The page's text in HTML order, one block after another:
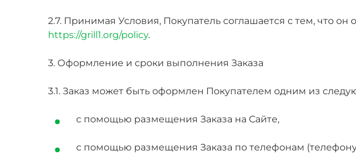
2.7. Принимая Условия, Покупатель соглашается с тем, что
https://grill1.org/policy.
3. Оформление и сроки выполнения Заказа
3.1. Заказ может быть оформлен Покупателем одним из
с помощью размещения Заказа на Сайте,
с помощью размещения Заказа по телефонам